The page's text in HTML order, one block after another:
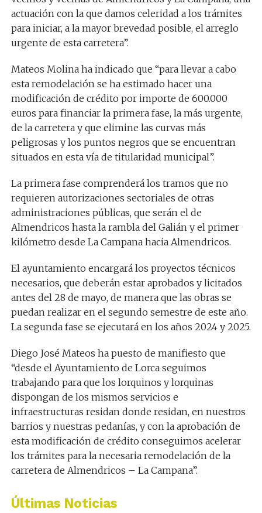
actuación con la que damos celeridad a los trámites
para iniciar, a la mayor brevedad posible, el arreglo
urgente de esta carretera”.
Mateos Molina ha indicado que “para llevar a cabo
esta remodelación se ha estimado hacer una
modificación de crédito por importe de 600.000
euros para financiar la primera fase, la más urgente,
de la carretera y que elimine las curvas más
peligrosas y los puntos negros que se encuentran
situados en esta vía de titularidad municipal”.
La primera fase comprenderá los tramos que no
requieren autorizaciones sectoriales de otras
administraciones públicas, que serán el de
Almendricos hasta la rambla del Galián y el primer
kilómetro desde La Campana hacia Almendricos.
El ayuntamiento encargará los proyectos técnicos
necesarios, que deberán estar aprobados y licitados
antes del 28 de mayo, de manera que las obras se
puedan realizar en el segundo semestre de este año.
La segunda fase se ejecutará en los años 2024 y 2025.
Diego José Mateos ha puesto de manifiesto que
“desde el Ayuntamiento de Lorca seguimos
trabajando para que los lorquinos y lorquinas
dispongan de los mismos servicios e
infraestructuras residan donde residan, en nuestros
barrios y nuestras pedanías, y con la aprobación de
esta modificación de crédito conseguimos acelerar
los trámites para la necesaria remodelación de la
carretera de Almendricos – La Campana”.
Últimas Noticias